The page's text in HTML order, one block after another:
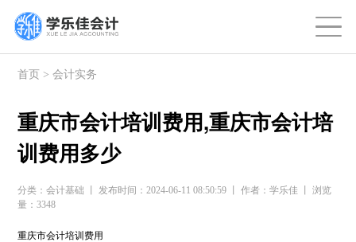
首页 >会计实务
重庆市会计培训费用,重庆市会计培
训费用多少
分类：会计基础 丨 发布时间：2024-06-11 08:50:59 丨 作者：学乐佳 丨 浏览
量：3348
重庆市会计培训费用